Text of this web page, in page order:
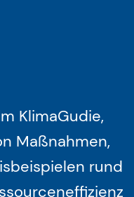
KlimaGudie,
Maßnahmen,
rund